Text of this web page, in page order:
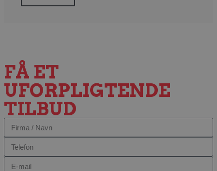
FÅ ET
UFORPLIGTENDE
TILBUD